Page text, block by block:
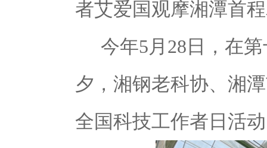
者艾爱国观摩湘潭首
今年5月 28 日， 在
夕，湘钢老科协、湘
全国科技工作者日活